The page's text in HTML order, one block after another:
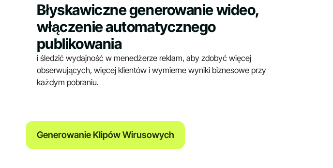
Błyskawiczne generowanie wideo,
włączenie automatycznego
publikowania
i śledzić wydajność w menedżerze reklam, aby zdobyć więcej
obserwujących, więcej klientów i wymierne wyniki biznesowe przy
każdym pobraniu.
Generowanie Klipów Wirusowych